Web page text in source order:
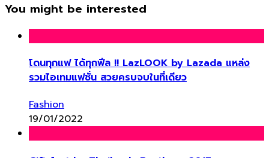
You might be interested
โดนทุกแฟ ได้ทุกฟีล !! LazLOOK by Lazada แหล่ง
รวมไอเทมแฟชั่น สวยครบจบในที่เดียว
Fashion
19/01/2022